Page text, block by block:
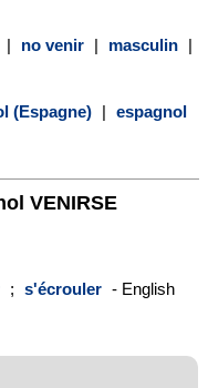
| no venir | masculin |
(Espagne) | espagnol
VENIRSE
; s'écrouler - English